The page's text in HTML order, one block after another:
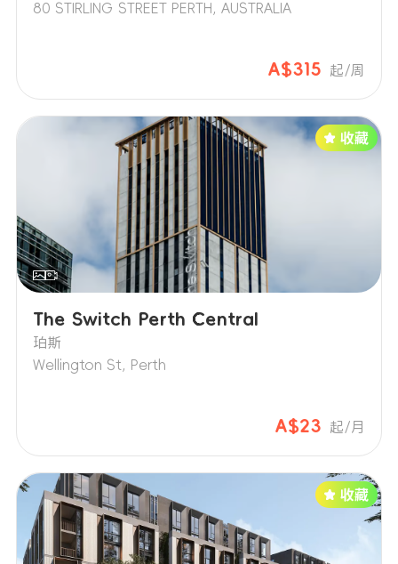
80 STIRLING STREET PERTH, AUSTRALIA
A$315 起/周
The Switch Perth Central
珀斯
Wellington St, Perth
A$23 起/月